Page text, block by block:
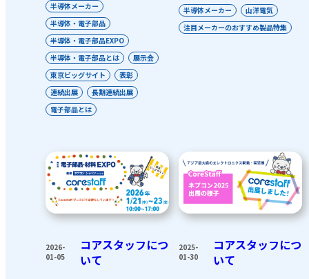
半導体メーカー
半導体・電子部品
半導体・電子部品EXPO
半導体・電子部品とは
展示会
東京ビッグサイト
表彰
連続出展
長期連続出展
電子部品とは
半導体メーカー
山洋電気
注目メーカーのおすすめ製品特集
2026-
01-05
コアスタッフにつ
いて
2025-
01-30
コアスタッフにつ
いて